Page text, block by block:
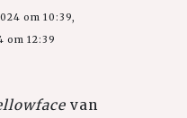
om 10:39,
om 12:39
van